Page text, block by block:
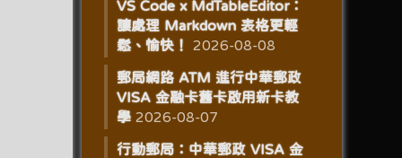
VS Code x MdTableEditor：
讓處理 Markdown 表格更輕
鬆、愉快！
2026-08-08
郵局網路 ATM 進行中華郵政
VISA 金融卡舊卡啟用新卡教
學 2026-08-07
行動郵局：中華郵政 VISA 金